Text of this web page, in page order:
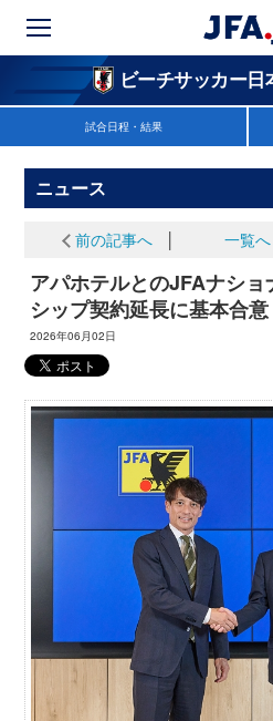
ビーチサッカー日
試合日程・結果
ニュース
前の記事へ 一覧へ
アパホテルとのJFAナシ
シップ契約延長に基本合意
2026年06月02日